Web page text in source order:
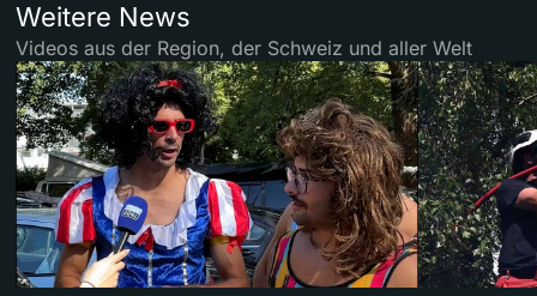
Weitere News
Videos aus der Region, der Schweiz und aller Welt